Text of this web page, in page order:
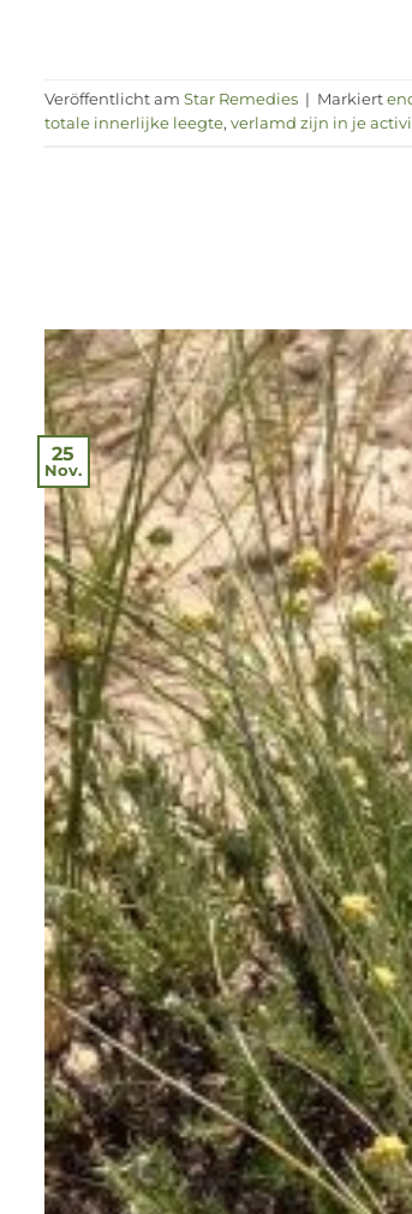
Veröffentlicht am Star Remedies | Markiert
totale innerlijke leegte, verlamd zijn in je
25
Nov.